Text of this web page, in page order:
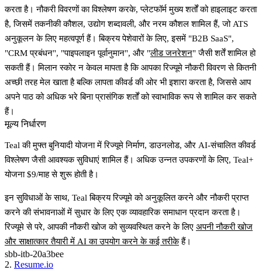
करता है। नौकरी विवरणों का विश्लेषण करके, प्लेटफॉर्म मुख्य शर्तों को हाइलाइट करता
है, जिसमें तकनीकी कौशल, उद्योग शब्दावली, और नरम कौशल शामिल हैं, जो ATS
अनुकूलन के लिए महत्वपूर्ण हैं। बिक्रय पेशेवारों के लिए, इसमें "B2B SaaS",
"CRM प्रबंधन", "पाइपलाइन पूर्वानुमान", और "लीड जनरेशन" जैसी शर्तें शामिल हो
सकती हैं। मिलान स्कोर न केवल मापता है कि आपका रिज्यूमे नौकरी विवरण से कितनी
अच्छी तरह मेल खाता है बल्कि लापता कीवर्ड की ओर भी इशारा करता है, जिससे आप
अपने पाठ को अधिक भरे बिना प्रासंगिक शर्तों को स्वाभाविक रूप से शामिल कर सकते
हैं।
मूल्य निर्धारण
Teal की मुफ्त बुनियादी योजना में रिज्यूमे निर्माण, डाउनलोड, और AI-संचालित कीवर्ड
विश्लेषण जैसी आवश्यक सुविधाएं शामिल हैं। अधिक उन्नत उपकरणों के लिए, Teal+
योजना $9/माह से शुरू होती है।
इन सुविधाओं के साथ, Teal बिक्रय रिज्यूमे को अनुकूलित करने और नौकरी प्राप्त
करने की संभावनाओं में सुधार के लिए एक व्यावहारिक समाधान प्रदान करता है।
रिज्यूमे से परे, आपकी नौकरी खोज को सुव्यवस्थित करने के लिए अपनी नौकरी खोज
और साक्षात्कार तैयारी में AI का उपयोग करने के कई तरीकेहैं।
sbb-itb-20a3bee
2. Resume.io